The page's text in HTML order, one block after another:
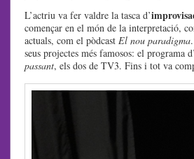
L’actriu va fer valdre la tasca d’
començar en el món de la interpretació,
actuals, com el pòdcast El nou paradigma
seus projectes més famosos: el programa
passant, els dos de TV3. Fins i tot va